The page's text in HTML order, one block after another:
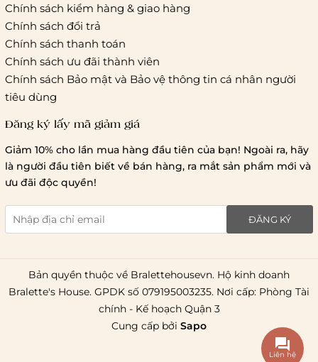
Chính sách kiểm hàng & giao hàng
Chính sách đổi trả
Chính sách thanh toán
Chính sách ưu đãi thành viên
Chính sách Bảo mật và Bảo vệ thông tin cá nhân người
tiêu dùng
Đăng ký lấy mã giảm giá
Giảm 10% cho lần mua hàng đầu tiên của bạn! Ngoài ra, hãy
là người đầu tiên biết về bán hàng, ra mắt sản phẩm mới và
ưu đãi độc quyền!
ĐĂNG KÝ
Bản quyền thuộc về Bralettehousevn. Hộ kinh doanh
Bralette's House. GPDK số 079195003235. Nơi cấp: Phòng Tài
chính - Kế hoạch Quận 3
Cung cấp bởi Sapo
Liên hệ